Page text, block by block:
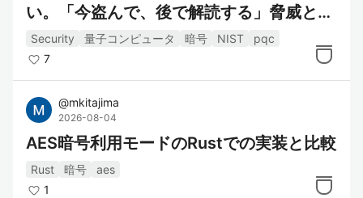
い。「今盗んで、後で解読する」脅威と、
耐量子暗号（PQC）移行の最前線
Security 量子コンピュータ 暗号 NIST
pqc
7
@mkitajima
2026-08-04
AES暗号利用モードのRustでの実装と比較
Rust 暗号
aes
1